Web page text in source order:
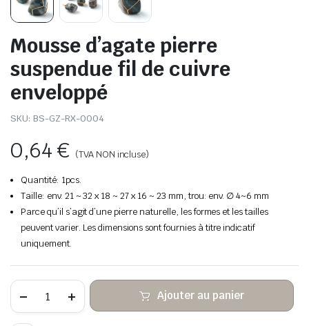
Mousse d’agate pierre
suspendue fil de cuivre
enveloppé
SKU: BS-GZ-RX-0004
0,64€ (TVA NON incluse)
Quantité: 1pcs.
Taille: env. 21 ~ 32 x 18 ~ 27 x 16 ~ 23 mm, trou: env. ∅ 4~6 mm
Parce qu’il s’agit d’une pierre naturelle, les formes et les tailles
peuvent varier. Les dimensions sont fournies à titre indicatif
uniquement.
Mousse
Ajouter au panier